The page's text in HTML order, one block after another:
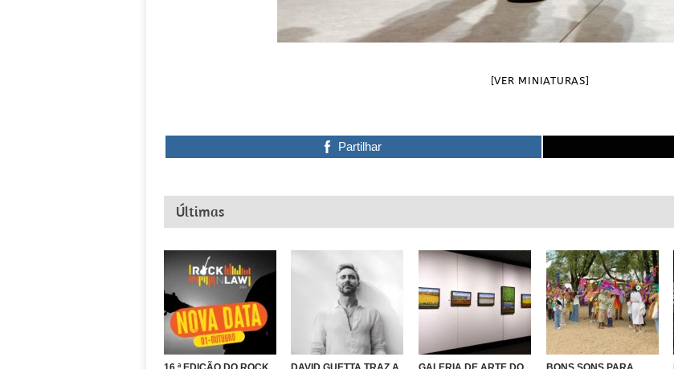
[VER MINIATURAS]
Partilhar
Últimas